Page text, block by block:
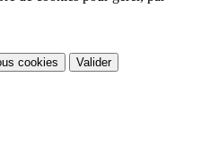
cookies Valider